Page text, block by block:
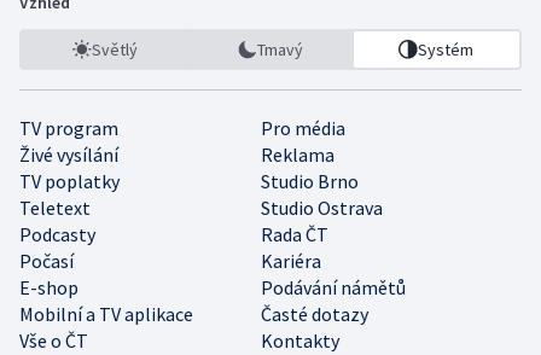
Světlý Tmavý Systém
TV program
Pro média
Živé vysílání
Reklama
TV poplatky
Studio Brno
Teletext
Studio Ostrava
Podcasty
Rada ČT
Počasí
Kariéra
E-shop
Podávání námětů
Mobilní a TV aplikace
Časté dotazy
Vše o ČT
Kontakty